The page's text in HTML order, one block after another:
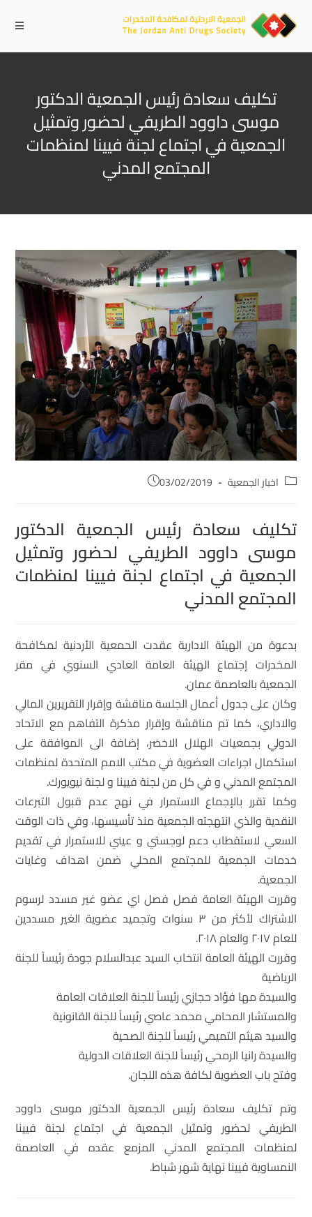
تكليف سعادة رئيس الجمعية الدكتور
موسى داوود الطريفي لحضور وتمثيل
الجمعية في اجتماع لجنة فيينا لمنظمات
المجتمع المدني
اخبار الجمعية 03/02/2019
تكليف سعادة رئيس الجمعية الدكتور
موسى داوود الطريفي لحضور وتمثيل
الجمعية في اجتماع لجنة فيينا لمنظمات
المجتمع المدني
بدعوة من الهيئة الادارية عقدت الحمعية الأردنية لمكافحة
المخدرات إجتماع الهيئة العامة العادي السنوي في مقر
الجمعية بالعاصمة عمان.
وكان على جدول أعمال الجلسة مناقشة وإقرار التقريرين المالي
والاداري، كما تم مناقشة وإقرار مذكرة التفاهم مع الاتحاد
الدولي بجمعيات الهلال الاخضر، إضافة الى الموافقة على
استكمال اجراءات العضوية في مكتب الامم المتحدة لمنظمات
المجتمع المدني و في كل من لجنة فيينا و لجنة نيويورك.
وكما تقرر بالإجماع الاستمرار في نهج عدم قبول التبرعات
النقدية والذي انتهجته الجمعية منذ تأسيسها، وفي ذات الوقت
السعي لاستقطاب دعم لوجستي و عيني للاستمرار في تقديم
خدمات الجمعية للمجتمع المحلي ضمن اهداف وغايات
الجمعية.
وقررت الهيئة العامة فصل فصل اي عضو غير مسدد لرسوم
الاشتراك لأكثر من ٣ سنوات وتجميد عضوية الغير مسددين
للعام ٢٠١٧ والعام ٢٠١٨.
وقررت الهيئة العامة انتخاب السيد عبدالسلام جودة رئيساً للجنة
الرياضية
والسيدة مها فؤاد حجازي رئيساً للجنة العلاقات العامة
والمستشار المحامي محمد عاصي رئيساً للجنة القانونية
والسيد هيثم التميمي رئيساً للجنة الصحية
والسيدة رانيا الرمحي رئيساً للجنة العلاقات الدولية
وفتح باب العضوية لكافة هذه اللجان.
وتم تكليف سعادة رئيس الجمعية الدكتور موسى داوود
الطريفي لحضور وتمثيل الجمعية في اجتماع لجنة فيينا
لمنظمات المجتمع المدني المزمع عقده في العاصمة
النمساوية فيينا نهاية شهر شباط.